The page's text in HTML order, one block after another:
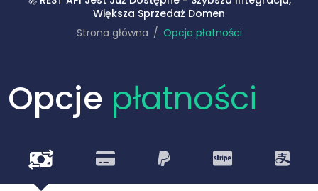
Większa Sprzedaż Domen
Strona główna
Opcje płatności
Opcje płatności